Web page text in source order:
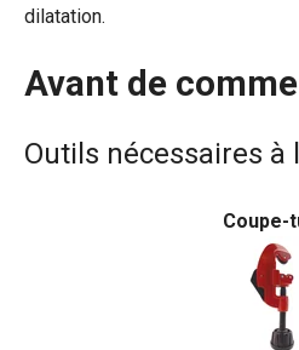
dilatation.
Avant de
Outils nécessaires à
Coupe-